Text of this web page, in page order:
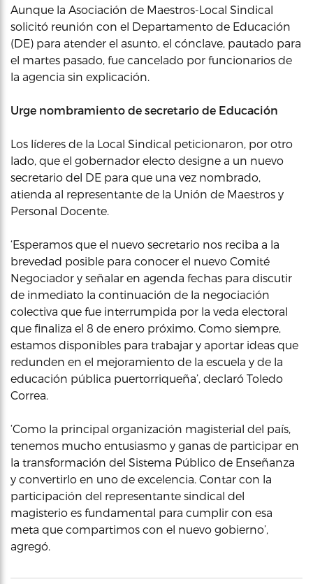
Aunque la Asociación de Maestros-Local Sindical
solicitó reunión con el Departamento de Educación
(DE) para atender el asunto, el cónclave, pautado para
el martes pasado, fue cancelado por funcionarios de
la agencia sin explicación.
Urge nombramiento de secretario de Educación
Los líderes de la Local Sindical peticionaron, por otro
lado, que el gobernador electo designe a un nuevo
secretario del DE para que una vez nombrado,
atienda al representante de la Unión de Maestros y
Personal Docente.
‘Esperamos que el nuevo secretario nos reciba a la
brevedad posible para conocer el nuevo Comité
Negociador y señalar en agenda fechas para discutir
de inmediato la continuación de la negociación
colectiva que fue interrumpida por la veda electoral
que finaliza el 8 de enero próximo. Como siempre,
estamos disponibles para trabajar y aportar ideas que
redunden en el mejoramiento de la escuela y de la
educación pública puertorriqueña’, declaró Toledo
Correa.
‘Como la principal organización magisterial del país,
tenemos mucho entusiasmo y ganas de participar en
la transformación del Sistema Público de Enseñanza
y convertirlo en uno de excelencia. Contar con la
participación del representante sindical del
magisterio es fundamental para cumplir con esa
meta que compartimos con el nuevo gobierno’,
agregó.